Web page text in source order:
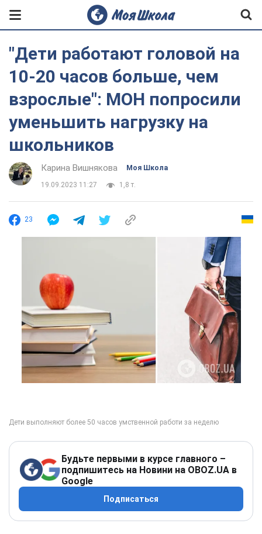
"Дети работают головой на
10-20 часов больше, чем
взрослые": МОН попросили
уменьшить нагрузку на
школьников
Карина Вишнякова Моя Школа
19.09.2023 11:27 1,8 т.
23
Будьте первыми в курсе главного –
подпишитесь на Новини на OBOZ.UA в
Google
Подписаться